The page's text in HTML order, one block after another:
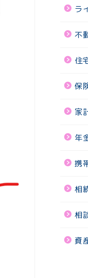
ラ
不
住
保
家
年
携
相
相
資